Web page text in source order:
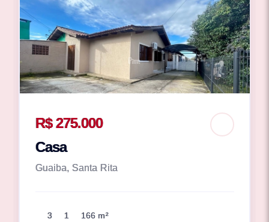
R$ 275.000
Casa
Guaiba, Santa Rita
3 1 166 m²